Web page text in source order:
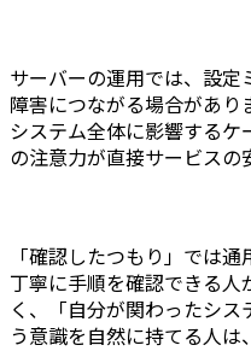
サーバーの運用では、設定
障害につながる場合があり
システム全体に影響するケ
の注意力が直接サービスの
「確認したつもり」では
丁寧に手順を確認できる人
く、「自分が関わったシ
う意識を自然に持てる人